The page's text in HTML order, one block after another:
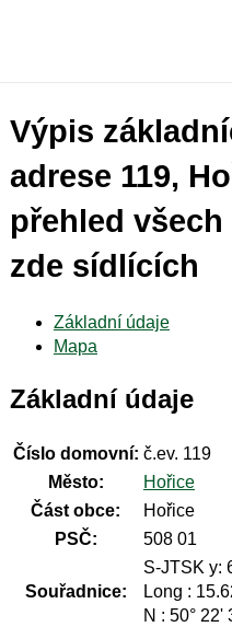
Výpis
adrese 119,
přehled
zde sídlících
Základní údaje
Mapa
Základní údaje
Číslo domovní: č.ev. 119
Město:
Hořice
Část obce:
Hořice
PSČ:
508 01
Souřadnice:
S-JTSK y:
Long :
N : 50° 22'